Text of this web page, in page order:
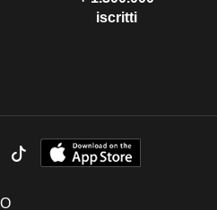
iscritti